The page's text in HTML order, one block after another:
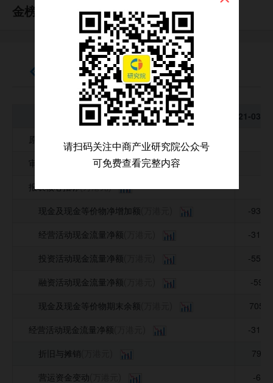
现金流量表
财务分析（年度）
财务分析（季度）
财报原始文件（PDF）
募集资金投向
公司公告信息
金榜集团 （HK0172）
现金流量表
科目\年度 2021-03-31
科目\年度
2021-
原始货币
(万港元)
审计意见
(万港元)
报表核心指标(万港元)
现金及现金等价物净增加额
-
经营活动现金流量净额
-
投资活动现金流量净额
-
融资活动现金流量净额
-
现金及现金等价物期末余额
经营活动现金流量净额
-
折旧与摊销
营运资金变动
-
请扫码关注中商产业研究院公众号
可免费查看完整内容